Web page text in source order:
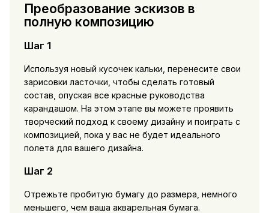
Преобразование эскизов в
полную композицию
Шаг 1
Используя новый кусочек кальки, перенесите свои
зарисовки ласточки, чтобы сделать готовый
состав, опуская все красные руководства
карандашом. На этом этапе вы можете проявить
творческий подход к своему дизайну и поиграть с
композицией, пока у вас не будет идеального
полета для вашего дизайна.
Шаг 2
Отрежьте пробитую бумагу до размера, немного
меньшего, чем ваша акварельная бумага.